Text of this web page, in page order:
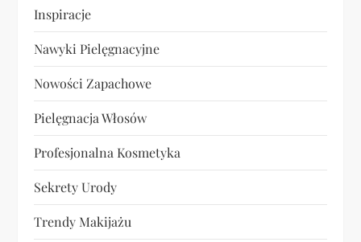
Inspiracje
Nawyki Pielęgnacyjne
Nowości Zapachowe
Pielęgnacja Włosów
Profesjonalna Kosmetyka
Sekrety Urody
Trendy Makijażu